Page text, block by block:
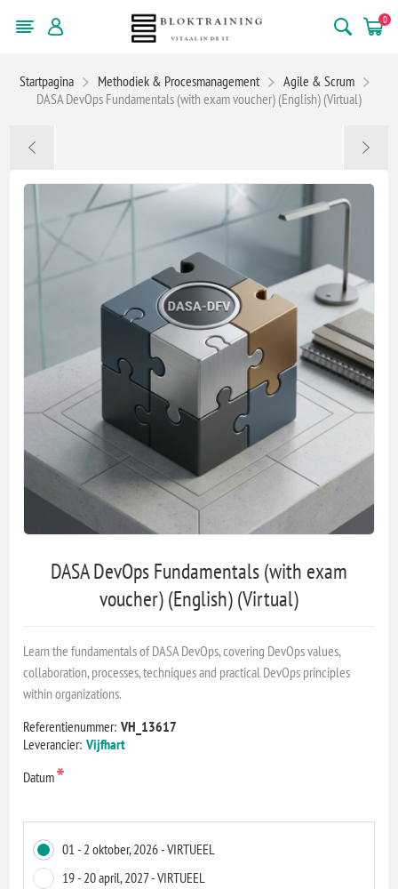
0
Startpagina Methodiek & Procesmanagement
Agile & Scrum
DASA DevOps Fundamentals (with exam voucher) (English) (Virtual)
DASA DevOps Fundamentals (with exam
voucher) (English) (Virtual)
Learn the fundamentals of DASA DevOps, covering DevOps values,
collaboration, processes, techniques and practical DevOps principles
within organizations.
Referentienummer: VH_13617
Leverancier: Vijfhart
Datum*
01 - 2 oktober, 2026 - VIRTUEEL
19 - 20 april, 2027 - VIRTUEEL